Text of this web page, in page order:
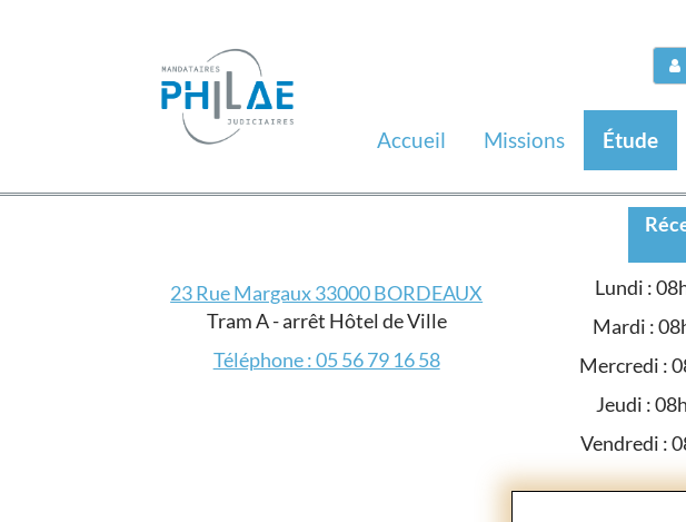
Accueil Missions Étude
23 Rue Margaux 33000 BORDEAUX
Tram A - arrêt Hôtel de Ville
Téléphone : 05 56 79 16 58
Lundi :
Mardi :
Mercredi :
Jeudi :
Vendredi :